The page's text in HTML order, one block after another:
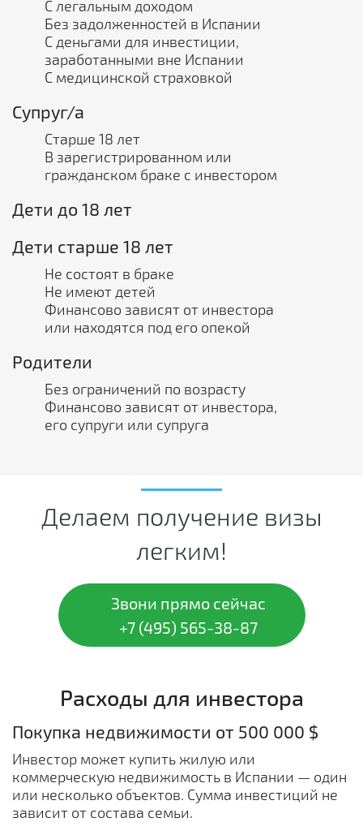
С легальным доходом
Без задолженностей в Испании
С деньгами для инвестиции,
заработанными вне Испании
С медицинской страховкой
Супруг/а
Старше 18 лет
В зарегистрированном или
гражданском браке с инвестором
Дети до 18 лет
Дети старше 18 лет
Не состоят в браке
Не имеют детей
Финансово зависят от инвестора
или находятся под его опекой
Родители
Без ограничений по возрасту
Финансово зависят от инвестора,
его супруги или супруга
Делаем получение визы
легким!
Звони прямо сейчас
+7 (495) 565-38-87
Расходы для инвестора
Покупка недвижимости от 500 000 $
Инвестор может купить жилую или
коммерческую недвижимость в Испании — один
или несколько объектов. Сумма инвестиций не
зависит от состава семьи.